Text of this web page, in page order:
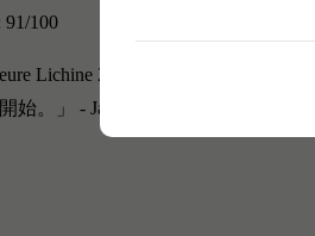
91/100
Lichine 2015
聞起來略帶泥土味
始。」 - James Suckling